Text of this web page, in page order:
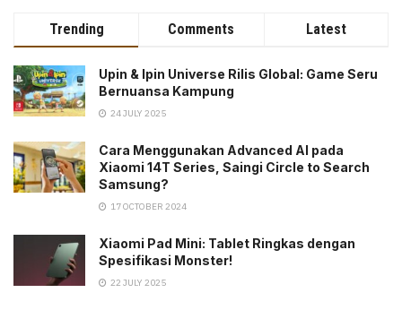
Trending Comments Latest
Upin & Ipin Universe Rilis Global: Game Seru
Bernuansa Kampung
24 JULY 2025
Cara Menggunakan Advanced AI pada
Xiaomi 14T Series, Saingi Circle to Search
Samsung?
17 OCTOBER 2024
Xiaomi Pad Mini: Tablet Ringkas dengan
Spesifikasi Monster!
22 JULY 2025